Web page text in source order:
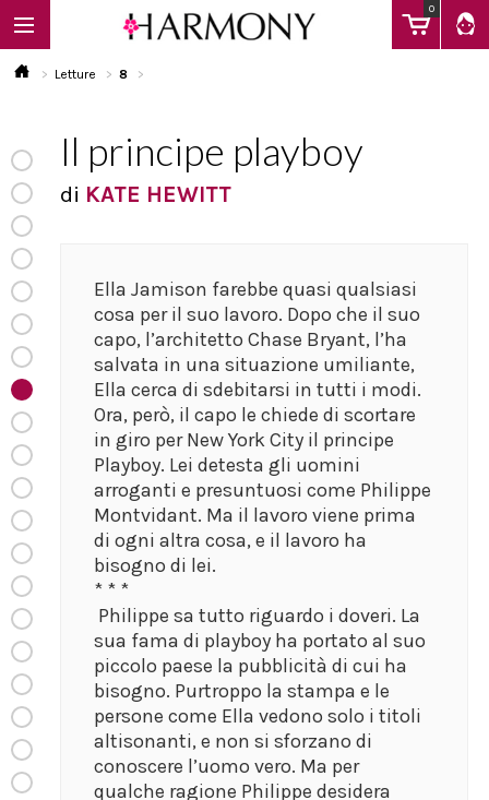
0
EBOOK
LIBRI
Calendario
FAQ
Letture 8
Il principe playboy
di KATE HEWITT
Ella Jamison farebbe quasi qualsiasi
cosa per il suo lavoro. Dopo che il suo
capo, l’architetto Chase Bryant, l’ha
salvata in una situazione umiliante,
Ella cerca di sdebitarsi in tutti i modi.
Ora, però, il capo le chiede di scortare
in giro per New York City il principe
Playboy. Lei detesta gli uomini
arroganti e presuntuosi come Philippe
Montvidant. Ma il lavoro viene prima
di ogni altra cosa, e il lavoro ha
bisogno di lei.
* * *
Philippe sa tutto riguardo i doveri. La
sua fama di playboy ha portato al suo
piccolo paese la pubblicità di cui ha
bisogno. Purtroppo la stampa e le
persone come Ella vedono solo i titoli
altisonanti, e non si sforzano di
conoscere l’uomo vero. Ma per
qualche ragione Philippe desidera